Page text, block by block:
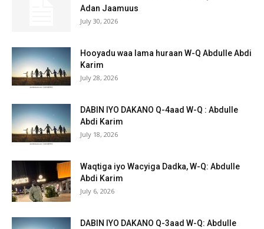
Adan Jaamuus
July 30, 2026
Hooyadu waa lama huraan W-Q Abdulle Abdi
Karim
July 28, 2026
DABIN IYO DAKANO Q-4aad W-Q : Abdulle
Abdi Karim
July 18, 2026
Waqtiga iyo Wacyiga Dadka, W-Q: Abdulle
Abdi Karim
July 6, 2026
DABIN IYO DAKANO Q-3aad W-Q: Abdulle